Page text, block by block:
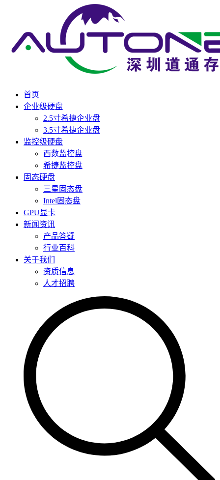
首页
企业级硬盘
2.5寸希捷企业盘
3.5寸希捷企业盘
监控级硬盘
西数监控盘
希捷监控盘
固态硬盘
三星固态盘
Intel固态盘
GPU显卡
新闻资讯
产品答疑
行业百科
关于我们
资质信息
人才招聘